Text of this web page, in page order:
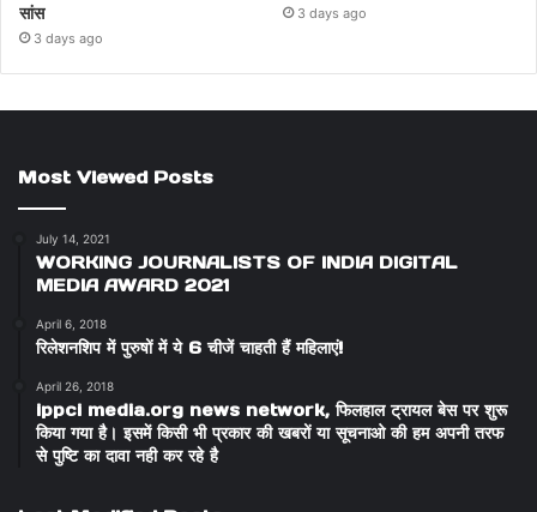
सांस
3 days ago
3 days ago
Most Viewed Posts
July 14, 2021
WORKING JOURNALISTS OF INDIA DIGITAL
MEDIA AWARD 2021
April 6, 2018
रिलेशनशिप में पुरुषों में ये 6 चीजें चाहती हैं महिलाएं!
April 26, 2018
ippci media.org news network, फिलहाल ट्रायल बेस पर शुरू
किया गया है। इसमें किसी भी प्रकार की खबरों या सूचनाओ की हम अपनी तरफ
से पुष्टि का दावा नही कर रहे है